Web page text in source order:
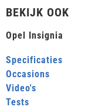
BEKIJK OOK
Opel Insignia
Specificaties
Occasions
Video's
Tests